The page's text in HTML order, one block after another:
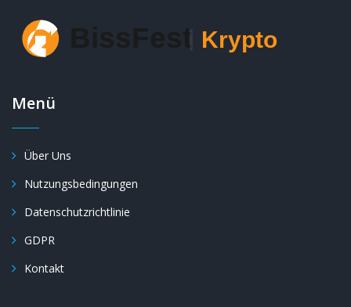
Menü
Über Uns
Nutzungsbedingungen
Datenschutzrichtlinie
GDPR
Kontakt